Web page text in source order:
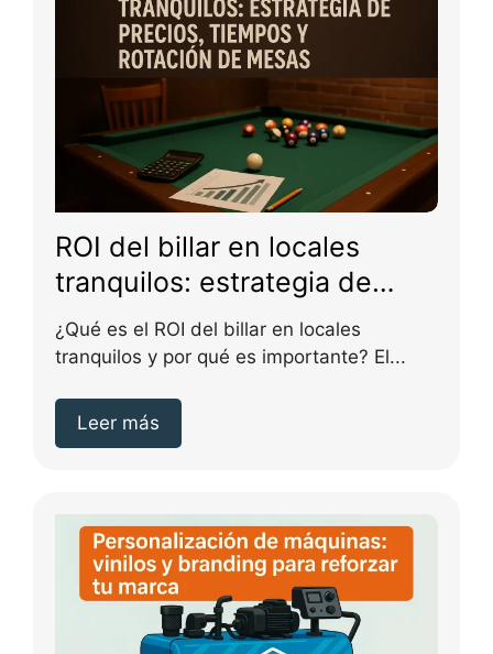
ROI del billar en locales
tranquilos: estrategia de
precios; tiempos y rotación
de mesas
¿Qué es el ROI del billar en locales
tranquilos y por qué es importante? El...
Leer más